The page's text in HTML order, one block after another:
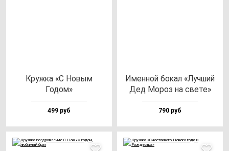
Круж­ка «С Новым
Годом»
499 руб
Имен­ной бо­кал «Луч­ший
Дед Мороз на све­те»
790 руб